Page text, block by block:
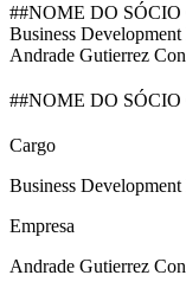
##NOME DO
Business Development
Andrade Gutierrez
##NOME DO
Cargo
Business Development
Empresa
Andrade Gutierrez